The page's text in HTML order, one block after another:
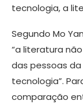
tecnologia, a
Segundo Mo
“a literatura
das pessoas
tecnologia”.
comparação